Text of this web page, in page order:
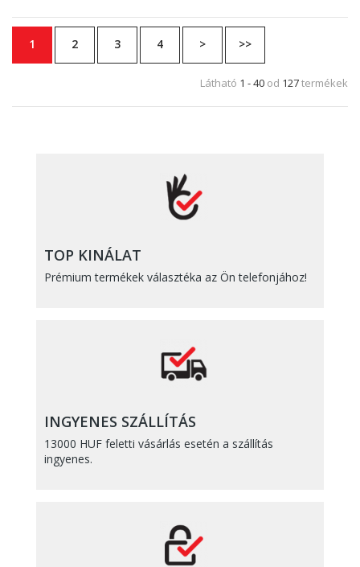
1 2 3 4 > >>
Látható 1 - 40 od 127termékek
TOP KINÁLAT
Prémium termékek választéka az Ön telefonjához!
INGYENES SZÁLLÍTÁS
13000 HUF feletti vásárlás esetén a szállítás
ingyenes.